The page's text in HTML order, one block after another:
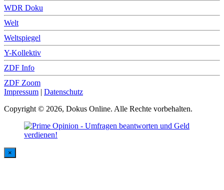
WDR Doku
Welt
Weltspiegel
Y-Kollektiv
ZDF Info
ZDF Zoom
Impressum | Datenschutz
Copyright © 2026, Dokus Online. Alle Rechte vorbehalten.
×